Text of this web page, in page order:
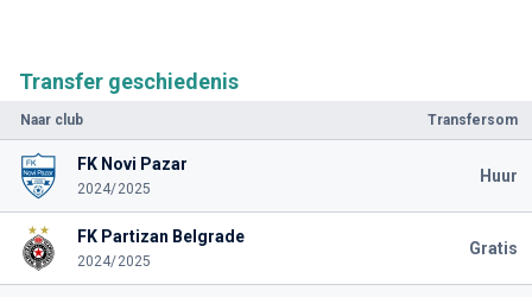
Transfer geschiedenis
Naar club Transfersom
FK Novi Pazar
2024/2025
Huur
FK Partizan Belgrade
2024/2025
Gratis